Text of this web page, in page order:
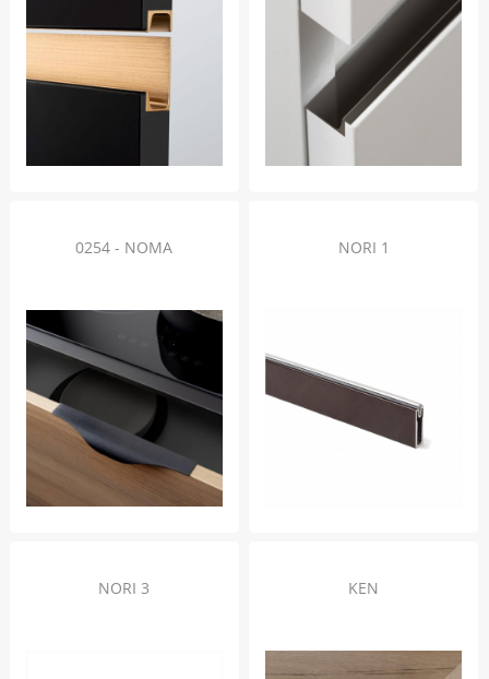
0254 - NOMA NORI 1
NORI 3 KEN